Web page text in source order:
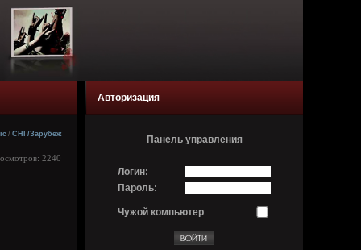
/ СНГ/Зарубеж
2240
Авторизация
Панель управления
Логин:
Пароль:
Чужой компьютер